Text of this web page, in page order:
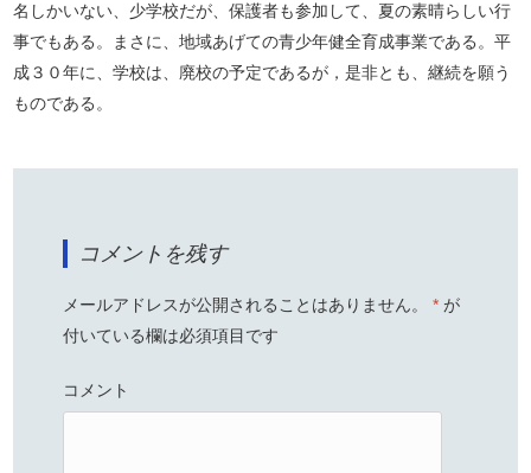
名しかいない、少学校だが、保護者も参加して、夏の素晴らしい行
事でもある。まさに、地域あげての青少年健全育成事業である。平
成３０年に、学校は、廃校の予定であるが，是非とも、継続を願う
ものである。
コメントを残す
メールアドレスが公開されることはありません。 * が
付いている欄は必須項目です
コメント